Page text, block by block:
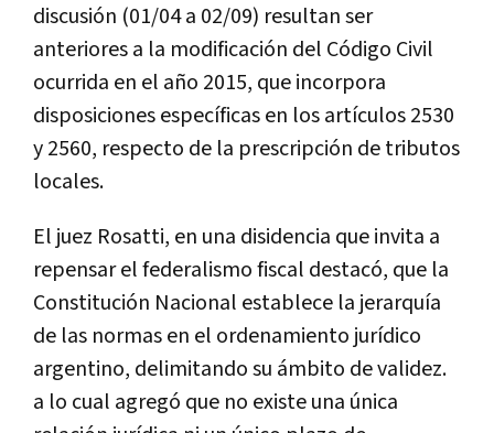
discusión (01/04 a 02/09) resultan ser
anteriores a la modificación del Código Civil
ocurrida en el año 2015, que incorpora
disposiciones específicas en los artículos 2530
y 2560, respecto de la prescripción de tributos
locales.
El juez Rosatti, en una disidencia que invita a
repensar el federalismo fiscal destacó, que la
Constitución Nacional establece la jerarquía
de las normas en el ordenamiento jurídico
argentino, delimitando su ámbito de validez.
a lo cual agregó que no existe una única